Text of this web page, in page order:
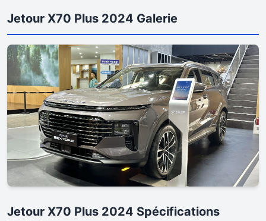
Jetour X70 Plus 2024 Galerie
Jetour X70 Plus 2024 Spécifications